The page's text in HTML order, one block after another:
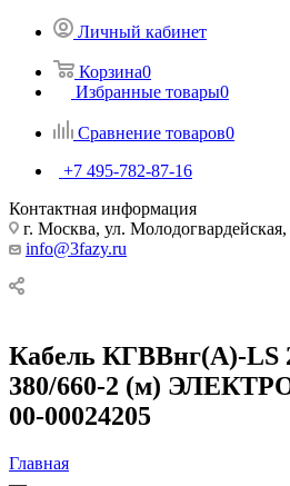
Личный кабинет
Корзина0
Избранные товары0
Сравнение товаров0
+7 495-782-87-16
Контактная информация
г. Москва, ул. Молодогвардейская,
info@3fazy.ru
Кабель КГВВнг(А)-LS
380/660-2 (м)
00-00024205
Главная